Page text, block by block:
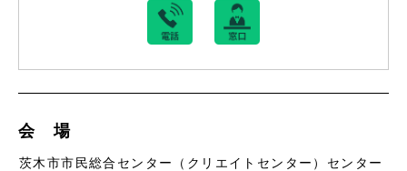
会 場
茨木市市民総合センター（クリエイトセンター）センター